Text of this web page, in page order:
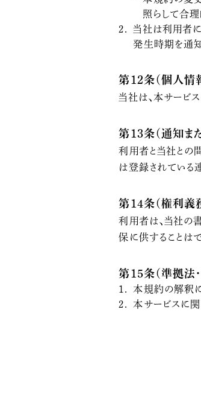
照らして合理
当社は利用者
発生時期を通知
第12条（個人情
当社は、本サービ
第13条（通知ま
利用者と当社との
は登録されている
第14条（権利義
利用者は、当社の
保に供することは
第15条（準拠法
本規約の解釈に
本サービスに